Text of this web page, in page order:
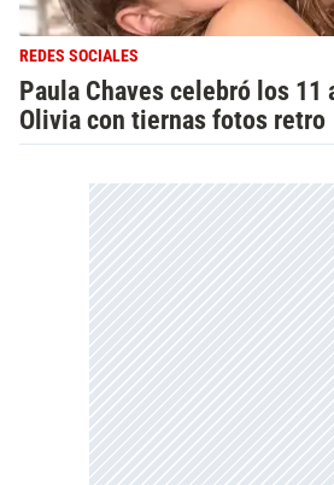
REDES SOCIALES
Paula Chaves celebró los 11
Olivia con tiernas fotos retro